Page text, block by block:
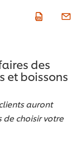
des
et boissons
auront
choisir votre